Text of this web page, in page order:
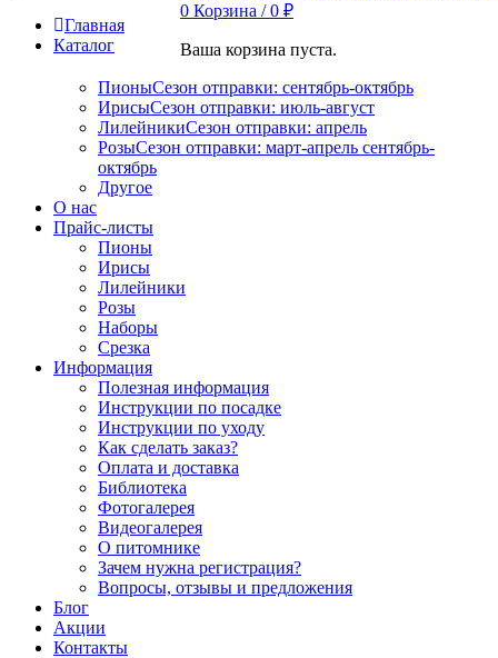
0 Корзина /0 ₽
Ваша корзина пуста.
Главная
Каталог
ПионыСезон отправки: сентябрь-октябрь
ИрисыСезон отправки: июль-август
ЛилейникиСезон отправки: апрель
РозыСезон отправки: март-апрель сентябрь-
октябрь
Другое
О нас
Прайс-листы
Пионы
Ирисы
Лилейники
Розы
Наборы
Срезка
Информация
Полезная информация
Инструкции по посадке
Инструкции по уходу
Как сделать заказ?
Оплата и доставка
Библиотека
Фотогалерея
Видеогалерея
О питомнике
Зачем нужна регистрация?
Вопросы, отзывы и предложения
Блог
Акции
Контакты